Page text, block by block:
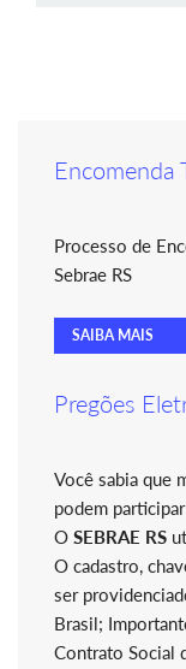
Encomenda
Processo de
Sebrae RS
SAIBA MAIS
Pregões
Você sabia que
podem
O SEBRAE RS
O cadastro,
ser
Brasil;
Contrato Social